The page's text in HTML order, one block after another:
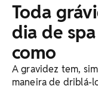
Toda
dia de
como
A gravidez tem,
maneira de driblá-